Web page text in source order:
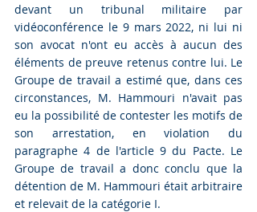
devant un tribunal militaire par
vidéoconférence le 9 mars 2022, ni lui ni
son avocat n'ont eu accès à aucun des
éléments de preuve retenus contre lui. Le
Groupe de travail a estimé que, dans ces
circonstances, M. Hammouri n'avait pas
eu la possibilité de contester les motifs de
son arrestation, en violation du
paragraphe 4 de l'article 9 du Pacte. Le
Groupe de travail a donc conclu que la
détention de M. Hammouri était arbitraire
et relevait de la catégorie I.